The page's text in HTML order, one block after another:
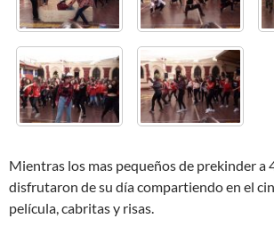
Mientras los mas pequeños de prekinder a
disfrutaron de su día compartiendo en el
película, cabritas y risas.